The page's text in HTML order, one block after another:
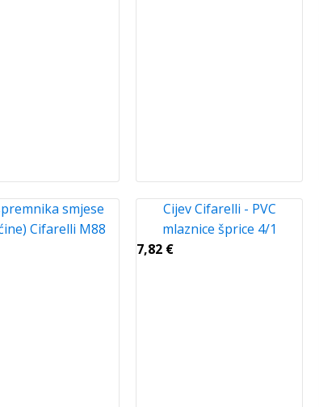
smjese
Cifarelli M88
Cijev Cifarelli - PVC
mlaznice šprice 4/1
7,82 €